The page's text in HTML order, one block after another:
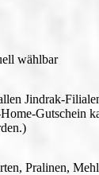
wählbar
Jindrak-
Gutschein
Pralinen,